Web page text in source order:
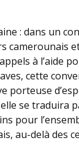
: dans un
camerounais
à l’aide
cette
porteuse
se traduira
pour
au-delà des